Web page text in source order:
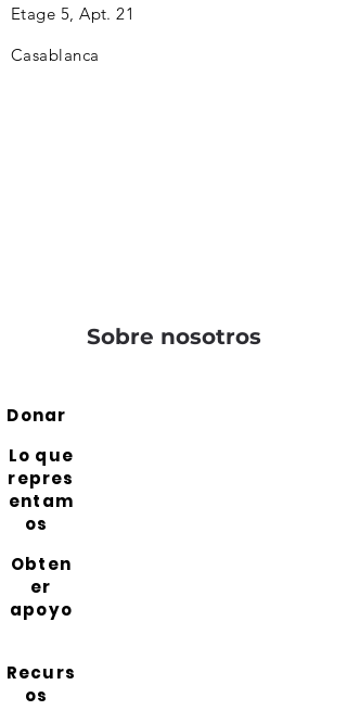
Etage 5, Apt. 21
Casablanca
Sobre nosotros
Donar
Lo que
repres
entam
os
Obten
er
apoyo
Recurs
os